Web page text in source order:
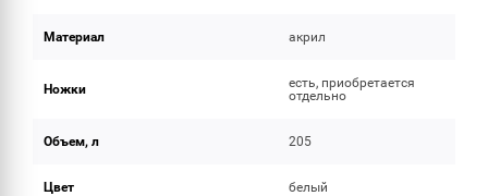
Материал акрил
Ножки
есть, приобретается
отдельно
Объем, л 205
Цвет белый